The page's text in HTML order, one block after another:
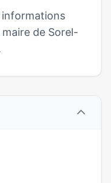
informations
de Sorel-